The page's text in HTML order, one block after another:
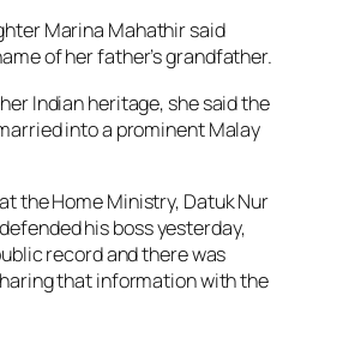
Marina Mahathir said
of her father’s grandfather.
Indian heritage, she said the
into a prominent Malay
the Home Ministry, Datuk Nur
his boss yesterday,
record and there was
that information with the